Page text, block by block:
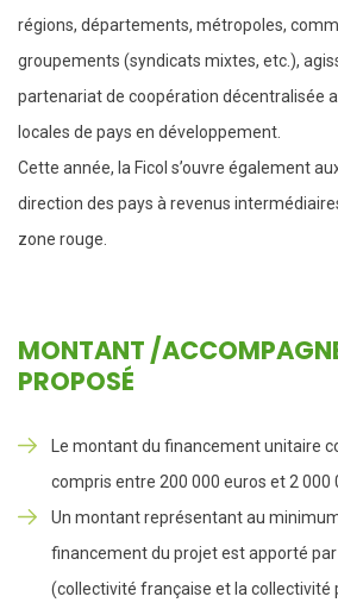
régions, départements, métropoles,
groupements (syndicats mixtes, etc.),
partenariat de coopération décentralisée
locales de pays en développement.
Cette année, la Ficol s’ouvre également
direction des pays à revenus
zone rouge.
MONTANT /
PROPOSÉ
Le montant du financement unitaire
compris entre 200 000 euros et 2 000
Un montant représentant au
financement du projet est apporté
(collectivité française et la collectivité